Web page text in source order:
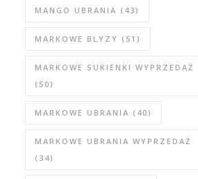
MANGO UBRANIA (43)
MARKOWE BLYZY (51)
MARKOWE SUKIENKI WYPRZEDAŻ
(50)
MARKOWE UBRANIA (40)
MARKOWE UBRANIA WYPRZEDAŻ
(34)